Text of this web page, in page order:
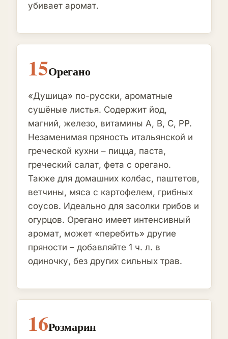
убивает аромат.
15Орегано
«Душица» по-русски, ароматные
сушёные листья. Содержит йод,
магний, железо, витамины A, B, C, PP.
Незаменимая пряность итальянской и
греческой кухни – пицца, паста,
греческий салат, фета с орегано.
Также для домашних колбас, паштетов,
ветчины, мяса с картофелем, грибных
соусов. Идеально для засолки грибов и
огурцов. Орегано имеет интенсивный
аромат, может «перебить» другие
пряности – добавляйте 1 ч. л. в
одиночку, без других сильных трав.
16Розмарин